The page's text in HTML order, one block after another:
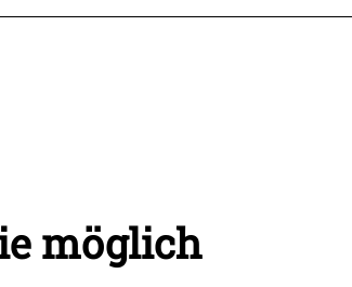
möglich